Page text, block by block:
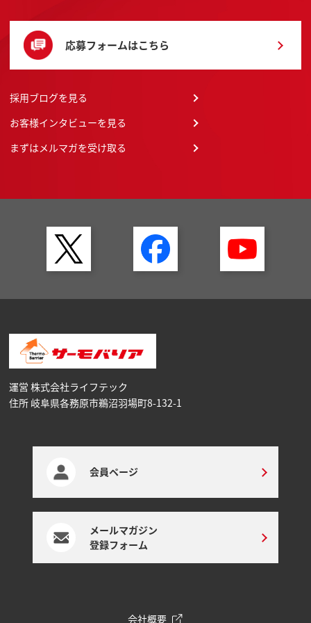
応募フォームはこちら
採用ブログを見る
お客様インタビューを見る
まずはメルマガを受け取る
運営 株式会社ライフテック
住所 岐阜県各務原市鵜沼⽻場町8-132-1
会員ページ
メールマガジン
登録フォーム
会社概要